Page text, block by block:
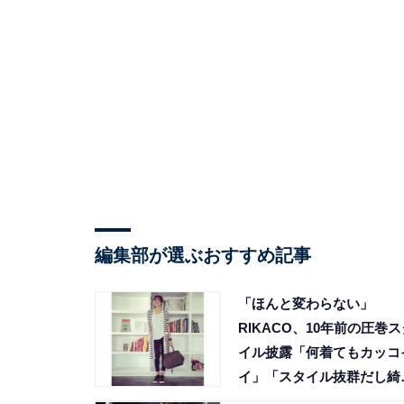
編集部が選ぶおすすめ記事
「ほんと変わらない」
RIKACO、10年前の圧巻ス
イル披露「何着てもカッコ
イ」「スタイル抜群だし綺